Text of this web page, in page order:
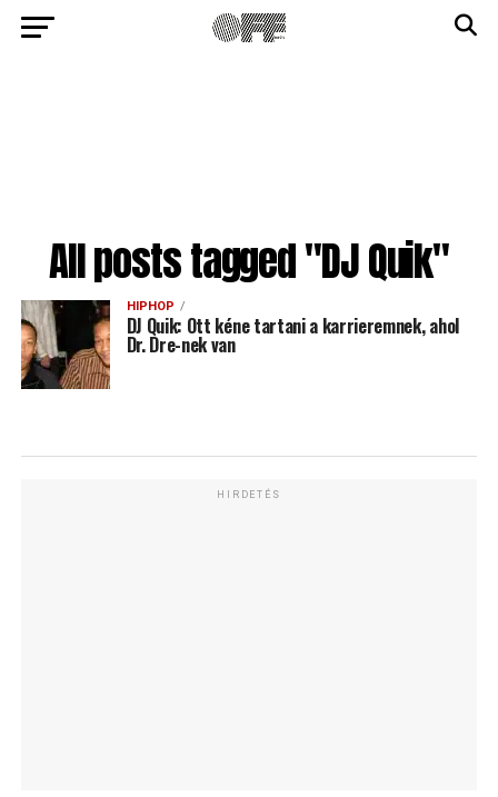
All posts tagged "DJ Quik"
HIPHOP
DJ Quik: Ott kéne tartani a karrieremnek, ahol
Dr. Dre-nek van
HIRDETÉS